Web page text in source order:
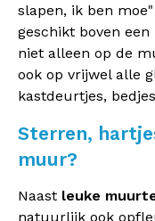
slapen, ik ben
geschikt boven
niet alleen op de
ook op vrijwel alle
kastdeurtjes,
Sterren,
muur?
Naast leuke
natuurlijk ook